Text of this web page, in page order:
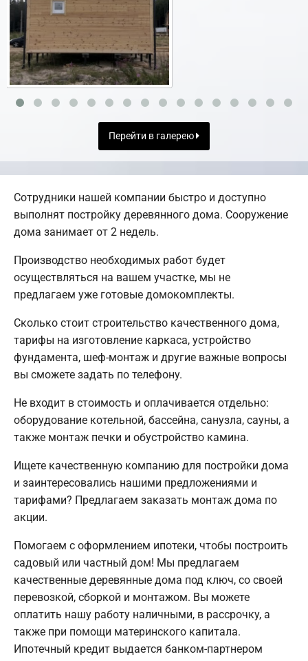
Перейти в галерею
Сотрудники нашей компании быстро и доступно
выполнят постройку деревянного дома. Сооружение
дома занимает от 2 недель.
Производство необходимых работ будет
осуществляться на вашем участке, мы не
предлагаем уже готовые домокомплекты.
Сколько стоит строительство качественного дома,
тарифы на изготовление каркаса, устройство
фундамента, шеф-монтаж и другие важные вопросы
вы сможете задать по телефону.
Не входит в стоимость и оплачивается отдельно:
оборудование котельной, бассейна, санузла, сауны, а
также монтаж печки и обустройство камина.
Ищете качественную компанию для постройки дома
и заинтересовались нашими предложениями и
тарифами? Предлагаем заказать монтаж дома по
акции.
Помогаем с оформлением ипотеки, чтобы построить
садовый или частный дом! Мы предлагаем
качественные деревянные дома под ключ, со своей
перевозкой, сборкой и монтажом. Вы можете
оплатить нашу работу наличными, в рассрочку, а
также при помощи материнского капитала.
Ипотечный кредит выдается банком-партнером